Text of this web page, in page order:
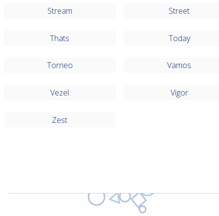
Stream Street
Thats Today
Torneo Vamos
Vezel Vigor
Zest